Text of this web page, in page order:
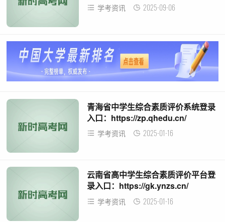
学考资讯 2025-09-06
青海省中学生综合素质评价系统登录
入口：https://zp.qhedu.cn/
学考资讯 2025-01-16
云南省高中学生综合素质评价平台登
录入口：https://gk.ynzs.cn/
学考资讯 2025-01-16